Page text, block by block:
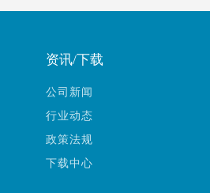
资讯/下载
公司新闻
行业动态
政策法规
下载中心